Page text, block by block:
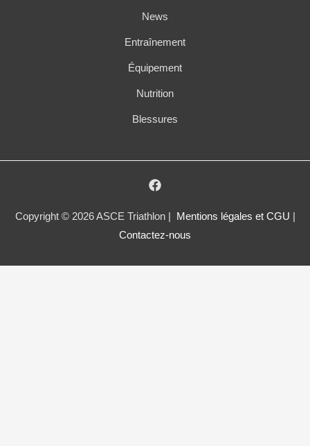
News
Entraînement
Équipement
Nutrition
Blessures
Copyright © 2026 ASCE Triathlon | Mentions légales et CGU
Contactez-nous